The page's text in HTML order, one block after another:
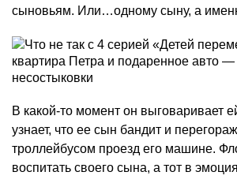
сыновьям. Или…одному сыну, а
В какой-то момент он выговаривает
узнает, что ее сын бандит и
троллейбусом проезд его машине.
воспитать своего сына, а тот в